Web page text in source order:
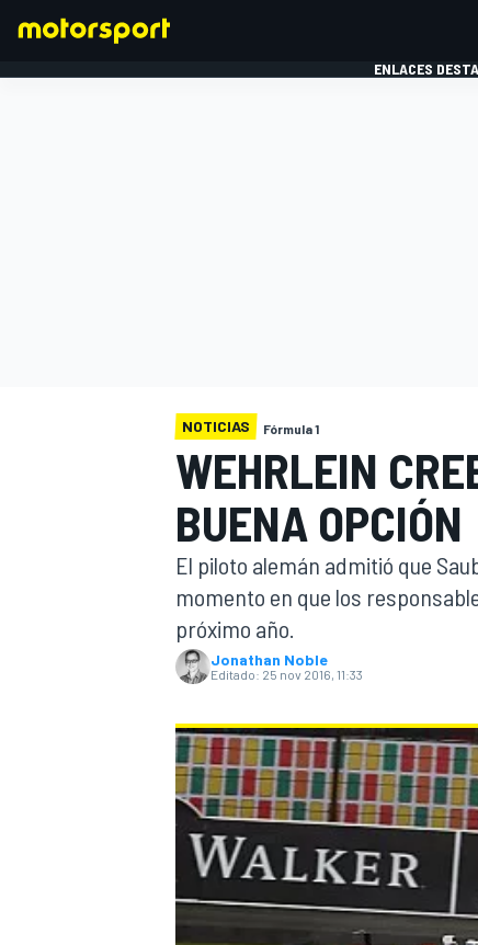
WEC FÓRMULA E
ENLACES
NOTICIAS Fórmula 1
WEHRLEIN
BUENA OPCIÓN
El piloto alemán admitió que
momento en que los
próximo año.
Jonathan Noble
Editado: 25 nov 2016, 11:33